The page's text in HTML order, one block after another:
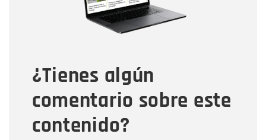
¿Tienes algún
comentario sobre este
contenido?
Tipo de comentario
Mensaje